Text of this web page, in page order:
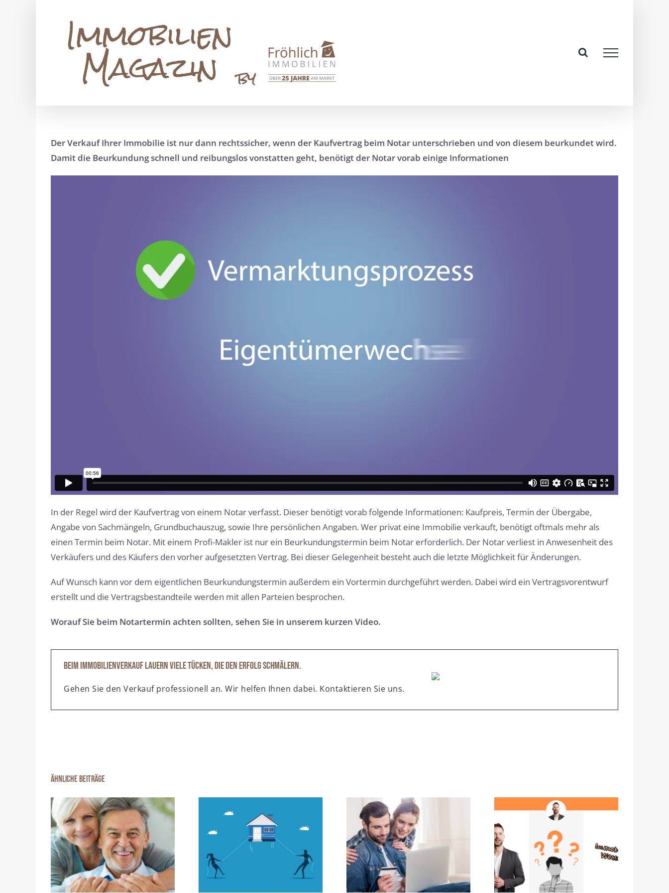
Der Verkauf Ihrer Immobilie ist nur dann rechtssicher, wenn der Kaufvertrag beim Notar unterschrieben und von diesem beurkundet wird.
Damit die Beurkundung schnell und reibungslos vonstatten geht, benötigt der Notar vorab einige Informationen
In der Regel wird der Kaufvertrag von einem Notar verfasst. Dieser benötigt vorab folgende Informationen: Kaufpreis, Termin der Übergabe,
Angabe von Sachmängeln, Grundbuchauszug, sowie Ihre persönlichen Angaben. Wer privat eine Immobilie verkauft, benötigt oftmals mehr als
einen Termin beim Notar. Mit einem Profi-Makler ist nur ein Beurkundungstermin beim Notar erforderlich. Der Notar verliest in Anwesenheit des
Verkäufers und des Käufers den vorher aufgesetzten Vertrag. Bei dieser Gelegenheit besteht auch die letzte Möglichkeit für Änderungen.
Auf Wunsch kann vor dem eigentlichen Beurkundungstermin außerdem ein Vortermin durchgeführt werden. Dabei wird ein Vertragsvorentwurf
erstellt und die Vertragsbestandteile werden mit allen Parteien besprochen.
Worauf Sie beim Notartermin achten sollten, sehen Sie in unserem kurzen Video.
Beim Immobilienverkauf lauern viele Tücken, die den Erfolg schmälern.
Gehen Sie den Verkauf professionell an. Wir helfen Ihnen dabei. Kontaktieren Sie uns.
Ähnliche Beiträge
Scheidungsimmobilie:
Zwangsversteigerung
unbedingt vermieden
Immobilienfinanzierung
2025: Schwieriger,
aber nicht unmöglich
Immobilien-Wetter:
Druck am
Immobilienmietmarkt
nimmt weiter zu
Wohnen im Alter – Was
kommt für mich in
Frage?